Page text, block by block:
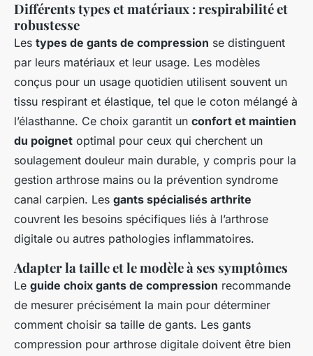
Différents types et matériaux : respirabilité et
robustesse
Les types de gants de compression se distinguent
par leurs matériaux et leur usage. Les modèles
conçus pour un usage quotidien utilisent souvent un
tissu respirant et élastique, tel que le coton mélangé à
l’élasthanne. Ce choix garantit un confort et maintien
du poignet optimal pour ceux qui cherchent un
soulagement douleur main durable, y compris pour la
gestion arthrose mains ou la prévention syndrome
canal carpien. Les gants spécialisés arthrite
couvrent les besoins spécifiques liés à l’arthrose
digitale ou autres pathologies inflammatoires.
Adapter la taille et le modèle à ses symptômes
Le guide choix gants de compression recommande
de mesurer précisément la main pour déterminer
comment choisir sa taille de gants. Les gants
compression pour arthrose digitale doivent être bien